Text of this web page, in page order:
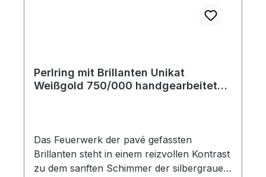
Perlring mit Brillanten Unikat
Weißgold 750/000 handgearbeitet
Das Feuerwerk der pavé gefassten
Brillanten steht in einem reizvollen Kontrast
zu dem sanften Schimmer der silbergrauen